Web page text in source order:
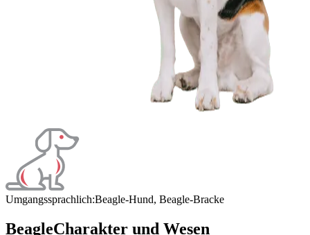
Umgangssprachlich:Beagle-Hund, Beagle-Bracke
BeagleCharakter und Wesen